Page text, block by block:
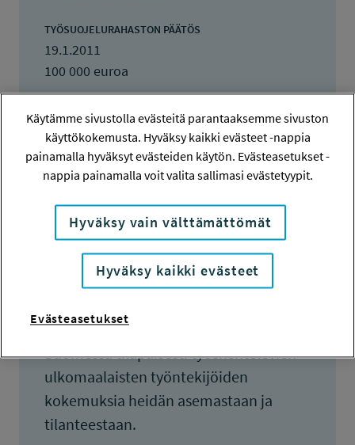
TYÖSUOJELURAHASTON PÄÄTÖS
19.1.2011
100 000 euroa
209 657 euroa
TULOKSET VALMISTUNEET
31.12.2012
Tiivistelmä
Tutkimuksen tavoitteena on tuoda esiin
Suomessa tilapäisesti työskentelevien
ulkomaalaisten työntekijöiden
kokemuksia heidän asemastaan ja
tilanteestaan.
Käytämme sivustolla evästeitä parantaaksemme sivuston
käyttökokemusta. Hyväksy kaikki evästeet -nappia
painamalla hyväksyt evästeiden käytön. Evästeasetukset -
nappia painamalla voit valita sallimasi evästetyypit.
Hyväksy vain välttämättömät
Hyväksy kaikki evästeet
Evästeasetukset